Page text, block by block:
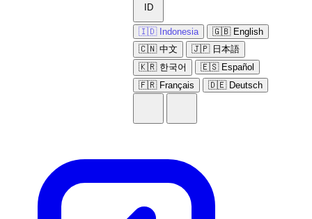
ID
🇮🇩 Indonesia
🇬🇧 English
🇨🇳 中文
🇯🇵 日本語
🇰🇷 한국어
🇪🇸 Español
🇫🇷 Français
🇩🇪 Deutsch